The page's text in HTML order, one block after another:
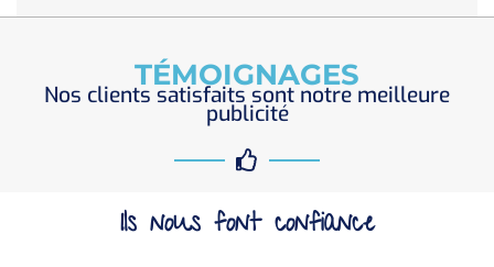
TÉMOIGNAGES
Nos clients satisfaits sont notre meilleure
publicité
Ils nous font confiance